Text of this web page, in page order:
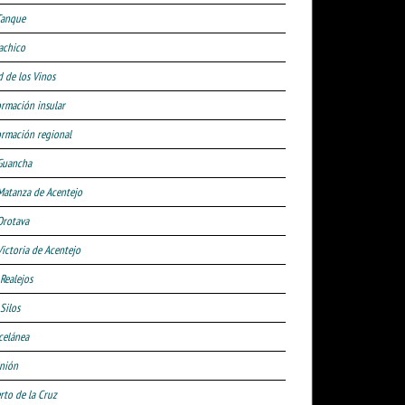
de los Vinos
insular
regional
de Acentejo
de Acentejo
de la Cruz